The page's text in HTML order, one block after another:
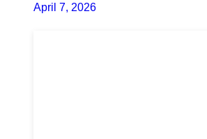
April 7, 2026